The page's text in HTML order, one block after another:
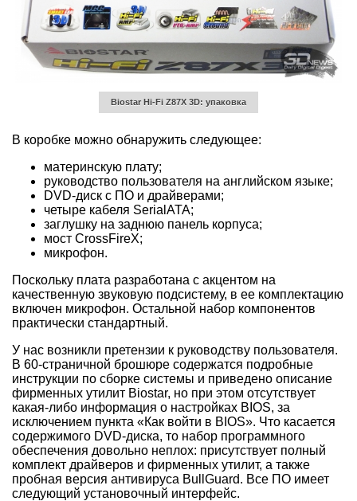
Biostar Hi-Fi Z87X 3D: упаковка
В коробке можно обнаружить следующее:
материнскую плату;
руководство пользователя на английском языке;
DVD-диск с ПО и драйверами;
четыре кабеля SerialATA;
заглушку на заднюю панель корпуса;
мост CrossFireX;
микрофон.
Поскольку плата разработана с акцентом на
качественную звуковую подсистему, в ее комплектацию
включен микрофон. Остальной набор компонентов
практически стандартный.
У нас возникли претензии к руководству пользователя.
В 60-страничной брошюре содержатся подробные
инструкции по сборке системы и приведено описание
фирменных утилит Biostar, но при этом отсутствует
какая-либо информация о настройках BIOS, за
исключением пункта «Как войти в BIOS». Что касается
содержимого DVD-диска, то набор программного
обеспечения довольно неплох: присутствует полный
комплект драйверов и фирменных утилит, а также
пробная версия антивируса BullGuard. Все ПО имеет
следующий установочный интерфейс.